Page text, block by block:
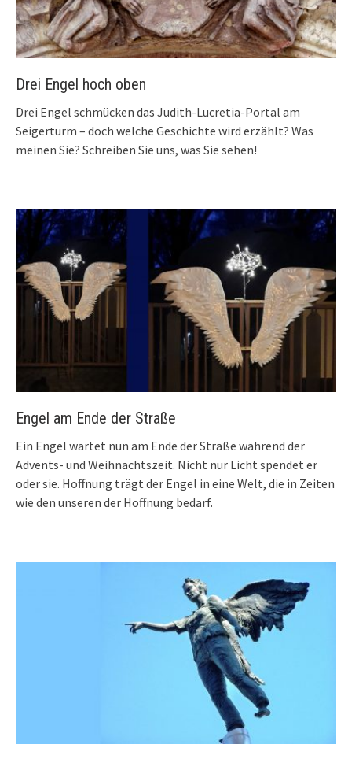
Drei Engel hoch oben
Drei Engel schmücken das Judith-Lucretia-Portal am
Seigerturm – doch welche Geschichte wird erzählt? Was
meinen Sie? Schreiben Sie uns, was Sie sehen!
Engel am Ende der Straße
Ein Engel wartet nun am Ende der Straße während der
Advents- und Weihnachtszeit. Nicht nur Licht spendet er
oder sie. Hoffnung trägt der Engel in eine Welt, die in Zeiten
wie den unseren der Hoffnung bedarf.